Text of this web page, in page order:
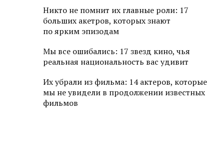
Никто не помнит их главные роли: 17
больших акетров, которых знают
по ярким эпизодам
Мы все ошибались: 17 звезд кино, чья
реальная национальность вас удивит
Их убрали из фильма: 14 актеров, которые
мы не увидели в продолжении известных
фильмов